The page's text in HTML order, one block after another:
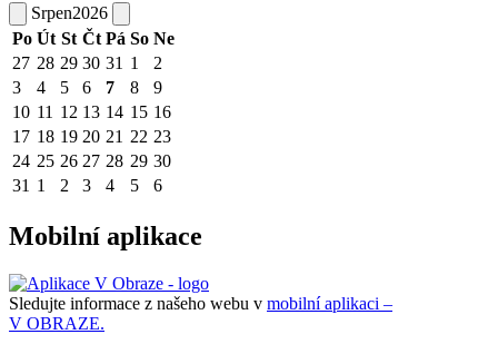
Srpen2026
Po Út St Čt Pá So Ne
27 28 29 30 31 1
2
3
4 5 6 7 8
9
10 11 12 13 14 15 16
17 18 19 20 21 22 23
24 25 26 27 28 29 30
31 1 2 3 4 5 6
Mobilní aplikace
Sledujte informace z našeho webu v mobilní aplikaci –
V OBRAZE.